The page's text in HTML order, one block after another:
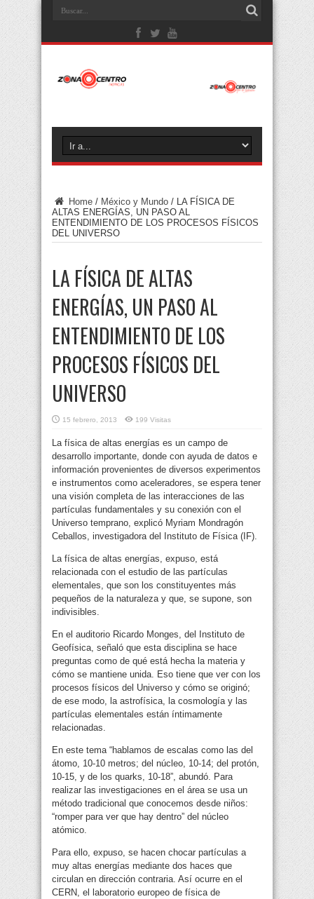
Home / México y Mundo / LA FÍSICA DE
ALTAS ENERGÍAS, UN PASO AL
ENTENDIMIENTO DE LOS PROCESOS FÍSICOS
DEL UNIVERSO
LA FÍSICA DE ALTAS
ENERGÍAS, UN PASO AL
ENTENDIMIENTO DE LOS
PROCESOS FÍSICOS DEL
UNIVERSO
15 febrero, 2013 199 Visitas
La física de altas energías es un campo de
desarrollo importante, donde con ayuda de datos e
información provenientes de diversos experimentos
e instrumentos como aceleradores, se espera tener
una visión completa de las interacciones de las
partículas fundamentales y su conexión con el
Universo temprano, explicó Myriam Mondragón
Ceballos, investigadora del Instituto de Física (IF).
La física de altas energías, expuso, está
relacionada con el estudio de las partículas
elementales, que son los constituyentes más
pequeños de la naturaleza y que, se supone, son
indivisibles.
En el auditorio Ricardo Monges, del Instituto de
Geofísica, señaló que esta disciplina se hace
preguntas como de qué está hecha la materia y
cómo se mantiene unida. Eso tiene que ver con los
procesos físicos del Universo y cómo se originó;
de ese modo, la astrofísica, la cosmología y las
partículas elementales están íntimamente
relacionadas.
En este tema “hablamos de escalas como las del
átomo, 10-10 metros; del núcleo, 10-14; del protón,
10-15, y de los quarks, 10-18”, abundó. Para
realizar las investigaciones en el área se usa un
método tradicional que conocemos desde niños:
“romper para ver que hay dentro” del núcleo
atómico.
Para ello, expuso, se hacen chocar partículas a
muy altas energías mediante dos haces que
circulan en dirección contraria. Así ocurre en el
CERN, el laboratorio europeo de física de